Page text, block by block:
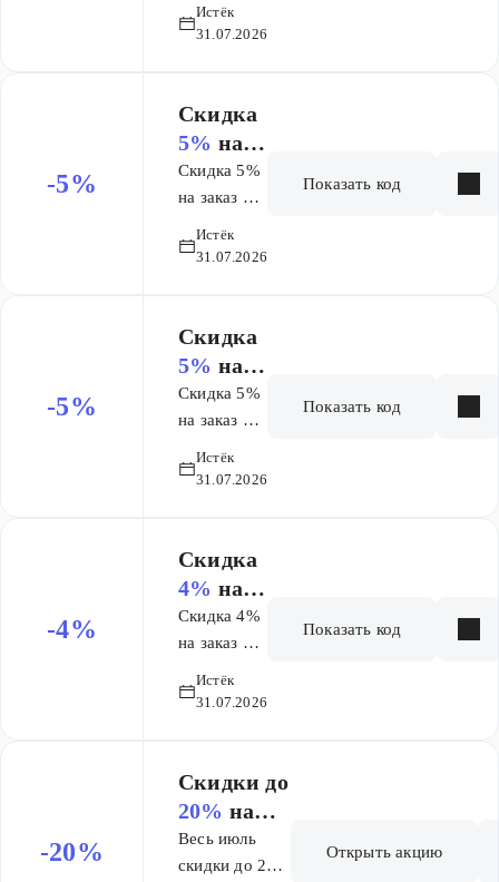
обратитесь в
Сервисную
оформите Карту.
Кешбэк
начисляется
бонусными
первый рабочий
месяцем, в
котором были
совершены
баллами можно
заплатив за
каждый товар по
1 руб. Срок
действия
бонусных
баллов,
– 2 (два) месяца
со дня
активации.
Истёк
31.07.2026
-5%
Скидка
5% на
заказ от
6 000 ₽
Скидка 5%
на заказ от
Истёк
31.07.2026
Показать код
-5%
Скидка
5% на
заказ от
6 000 ₽
Скидка 5%
на заказ от
Истёк
31.07.2026
Показать код
-4%
Скидка
4% на
заказ от
4 000 ₽
Скидка 4%
на заказ от
Истёк
31.07.2026
Показать код
-20%
Скидки до
20% на
плитку и
керамогра
Весь июль
скидки до 20%
Открыть акцию